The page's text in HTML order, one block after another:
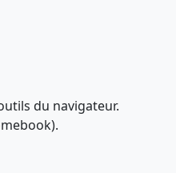
du navigateur.